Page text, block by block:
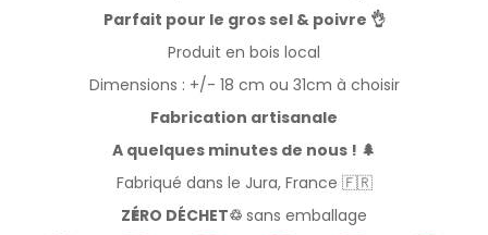
Parfait pour le gros sel & poivre 👌
Produit en bois local
Dimensions : +/- 18 cm ou 31cm à choisir
Fabrication artisanale
A quelques minutes de nous ! 🌲
Fabriqué dans le Jura, France 🇫🇷
ZÉRO DÉCHET♲ sans emballage